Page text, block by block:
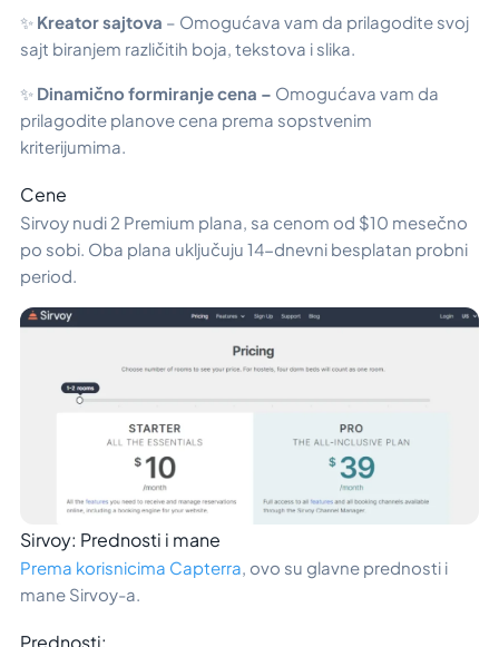
✨ Kreator sajtova – Omogućava vam da prilagodite svoj
sajt biranjem različitih boja, tekstova i slika.
✨ Dinamično formiranje cena – Omogućava vam da
prilagodite planove cena prema sopstvenim
kriterijumima.
Cene
Sirvoy nudi 2 Premium plana, sa cenom od $10 mesečno
po sobi. Oba plana uključuju 14-dnevni besplatan probni
period.
Sirvoy: Prednosti i mane
Prema korisnicima Capterra, ovo su glavne prednosti i
mane Sirvoy-a.
Prednosti: